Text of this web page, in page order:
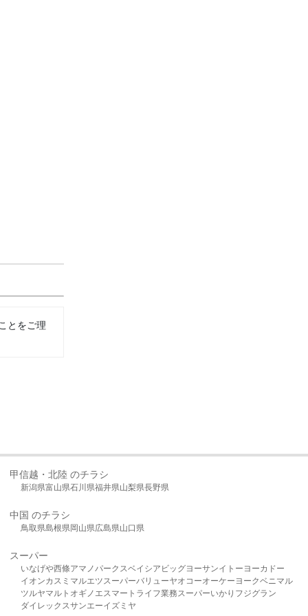
とをご理
甲信越・北陸 のチラシ
新潟県富山県石川県福井県山梨県長野県
中国 のチラシ
鳥取県島根県岡山県広島県山口県
スーパー
いなげや西條アマノパークスベイシア ビッグヨーサンイトーヨーカドー
イオンカスミ マルエツスーパーバリューヤオコーオーケー ヨークベニマル
ツルヤマルト オギノ エスマート ライフ業務スーパーいかり フジグラン
ダイレックスサンエーイズミヤ